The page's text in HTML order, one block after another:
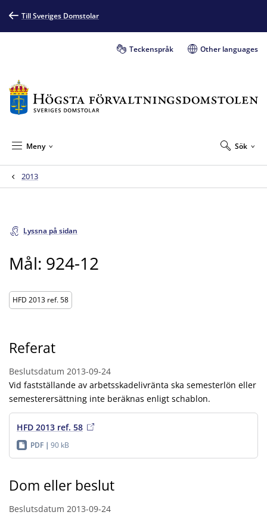
Till Sveriges Domstolar
Teckenspråk Other languages
Sök
Meny
2013
Lyssna på sidan
Mål: 924-12
HFD 2013 ref. 58
Referat
Beslutsdatum 2013-09-24
Vid fastställande av arbetsskadelivränta ska semesterlön eller
semesterersättning inte beräknas enligt schablon.
HFD 2013 ref. 58
PDF 90 kB
Dom eller beslut
Beslutsdatum 2013-09-24